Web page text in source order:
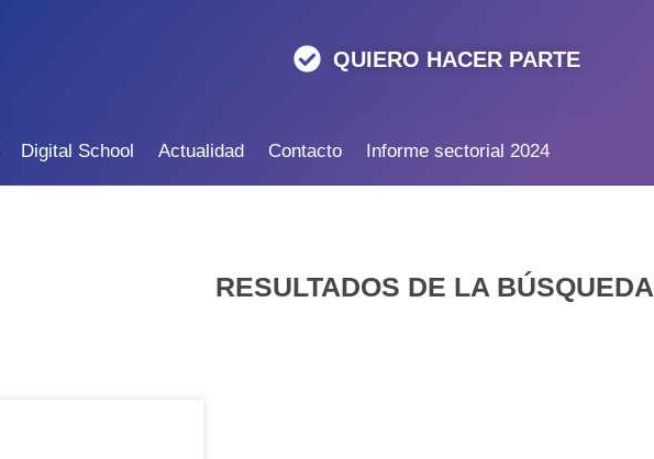
QUIERO HACER PARTE
Digital School Actualidad Contacto Informe sectorial 2024
RESULTADOS DE LA BÚSQUEDA